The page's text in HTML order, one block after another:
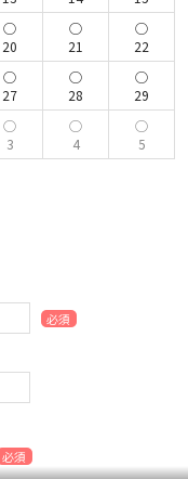
20 21 22
27 28 29
3 4 5
必須
必須